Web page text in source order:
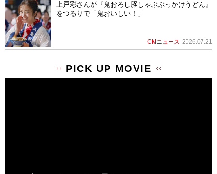
上戸彩さんが『鬼おろし豚しゃぶぶっかけうどん』
をつるりで「鬼おいしい！」
CMニュース 2026.07.21
PICK UP MOVIE